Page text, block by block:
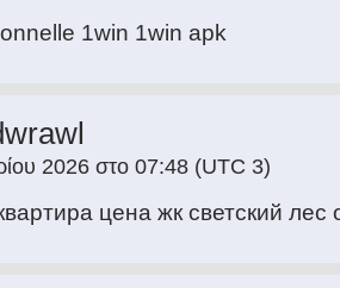
1win 1win apk
2026 στο 07:48 (UTC 3)
цена жк светский